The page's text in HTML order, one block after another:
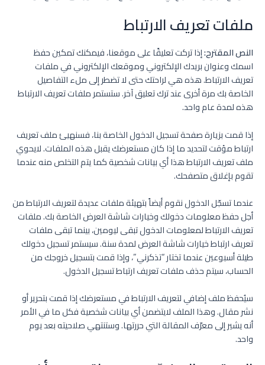
ملفات تعريف الارتباط
النص المقترح:إذا تركت تعليقًا على موقعنا، فيمكنك تمكين حفظ
اسمك وعنوان بريدك الإلكتروني وموقعك الإلكتروني في ملفات
تعريف الارتباط. هذه هي لراحتك حتى لا تضطر إلى ملء التفاصيل
الخاصة بك مرة أخرى عند ترك تعليق آخر. ستستمر ملفات تعريف الارتباط
هذه لمدة عام واحد.
إذا قمت بزيارة صفحة تسجيل الدخول الخاصة بنا، فسنهيئ ملف تعريف
ارتباط مؤقت لتحديد ما إذا كان مستعرضك يقبل هذه الملفات. لايحوي
ملف تعريف الارتباط هذا أي بيانات شخصية كما يتم التخلص منه عندما
تقوم بإغلاق متصفحك.
عندما تسجّل الدخول نقوم أيضاً بتهيئة ملفات عديدة لتعريف الارتباط من
أجل حفظ معلومات دخولك وخيارات شاشة العرض الخاصة بك. ملفات
تعريف الارتباط لمعلومات الدخول تبقى ليومين، بينما تبقى ملفات
تعريف ارتباط خيارات شاشة العرض لمدة سنة. سيستمر تسجيل دخولك
طيلة أسبوعين عندما تختار “تذكرني”، وإذا قمت بتسجيل خروجك من
الحساب، سيتم حذف ملفات تعريف ارتباط تسجيل الدخول.
سيُحفظ ملف إضافي لتعريف الارتباط في مستعرضك إذا قمت بتحرير أو
نشر مقال. وهذا الملف لايتضمن أي بيانات شخصية فكل ما في الأمر
أنه يشير إلى معرّف المقالة التي حررتها. وستنتهي صلاحيته بعد يوم
واحد.